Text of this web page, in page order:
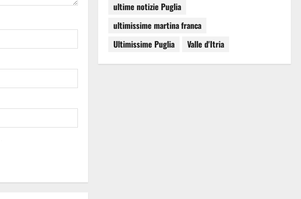
ultime notizie Puglia
ultimissime martina franca
Ultimissime Puglia
Valle d'Itria